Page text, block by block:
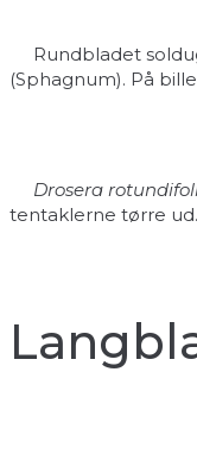
Rundbladet
(Sphagnum). På
Drosera
tentaklerne tørre